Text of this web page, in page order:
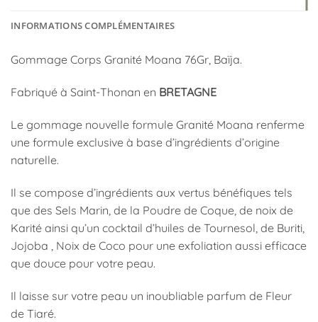
INFORMATIONS COMPLÉMENTAIRES
Gommage Corps Granité Moana 76Gr, Baïja.
Fabriqué à Saint-Thonan en BRETAGNE
Le gommage nouvelle formule Granité Moana renferme
une formule exclusive à base d’ingrédients d’origine
naturelle.
Il se compose d’ingrédients aux vertus bénéfiques tels
que des Sels Marin, de la Poudre de Coque, de noix de
Karité ainsi qu’un cocktail d’huiles de Tournesol, de Buriti,
Jojoba , Noix de Coco pour une exfoliation aussi efficace
que douce pour votre peau.
Il laisse sur votre peau un inoubliable parfum de Fleur
de Tiaré.